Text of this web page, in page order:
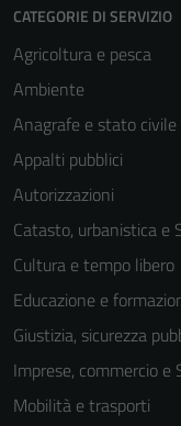
CATEGORIE DI SERVIZIO
Agricoltura e pesca
Ambiente
Anagrafe e stato civile
Appalti pubblici
Autorizzazioni
Catasto, urbanistica e
Cultura e tempo libero
Educazione e
Giustizia, sicurezza
Imprese, commercio e
Mobilità e trasporti